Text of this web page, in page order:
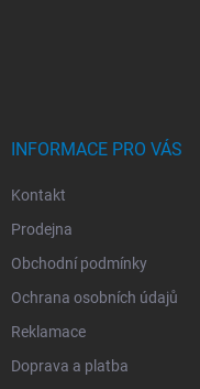
INFORMACE PRO VÁS
Kontakt
Prodejna
Obchodní podmínky
Ochrana osobních údajů
Reklamace
Doprava a platba